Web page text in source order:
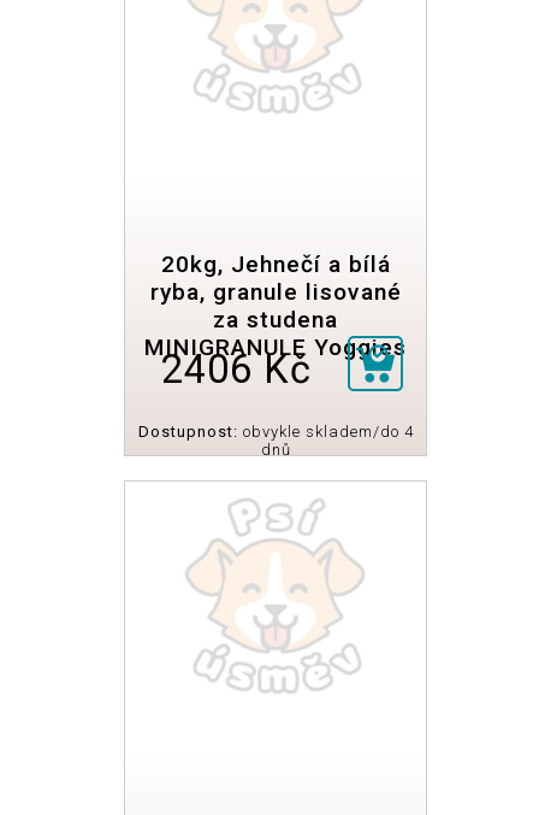
20kg, Jehnečí a bílá
ryba, granule lisované
za studena
MINIGRANULE Yoggies
2406 Kč
Dostupnost: obvykle skladem/do 4
dnů